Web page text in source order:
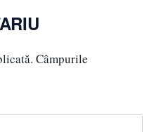
Câmpurile